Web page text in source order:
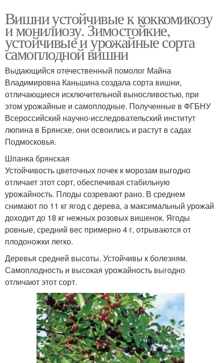
Вишни устойчивые к коккомикозу
и монилиозу. Зимостойкие,
устойчивые и урожайные сорта
самоплодной вишни
Выдающийся отечественный помолог Майна
Владимировна Каньшина создала сорта вишни,
отличающиеся исключительной выносливостью, при
этом урожайные и самоплодные. Полученные в ФГБНУ
Всероссийский научно-исследовательский институт
люпина в Брянске, они освоились и растут в садах
Подмосковья.
Шпанка брянская
Устойчивость цветочных почек к морозам выгодно
отличает этот сорт, обеспечивая стабильную
урожайность. Плоды созревают рано. В среднем
снимают по 11 кг ягод с дерева, а максимальный урожай
доходит до 18 кг нежных розовых вишенок. Ягоды
ровные, средний вес примерно 4 г, отрываются от
плодоножки легко.
Деревья средней высоты. Устойчивы к болезням.
Самоплодность и высокая урожайность выгодно
отличают этот сорт.